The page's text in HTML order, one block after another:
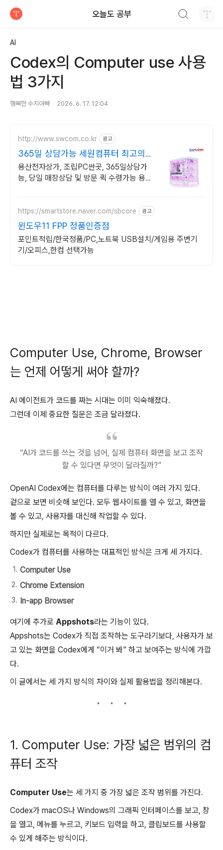
오늘도 공부
AI
Codex의 Computer use 사용
법 3가지
행복한 수지아빠 2026. 6. 17. 12:04
http://www.swcom.co.kr 광고
365일 상담가능 세원컴퓨터 최고의
품질과 서비스
용산전자상가, 조립PC싼곳, 365일상담가
능, 당일 매장상담 및 방문 퀵 수령가능 용산
https://smartstore.naver.com/sbcore 광고
윈도우11 FPP 정품인증점
포인트적립/한국정품/PC,노트북 USB설치/게임용 주변기
기/오피스,한컴 선택가능
Computer Use, Chrome, Browser
는 언제 어떻게 써야 할까?
AI 에이전트가 코드를 짜는 시대는 이미 익숙해졌다.
그런데 이제 중요한 질문은 조금 달라졌다.
“AI가 코드를 쓰는 것을 넘어, 실제 컴퓨터 화면을 보고 조작
할 수 있다면 무엇이 달라질까?”
OpenAI Codex에는 컴퓨터를 다루는 방식이 여러 가지 있다.
겉으로 보면 비슷해 보인다. 모두 웹사이트를 열 수 있고, 화면을
볼 수 있고, 사용자를 대신해 작업할 수 있다.
하지만 실제로는 목적이 다르다.
Codex가 컴퓨터를 사용하는 대표적인 방식은 크게 세 가지다.
Computer Use
Chrome Extension
In-app Browser
여기에 추가로 Appshots라는 기능이 있다.
Appshots는 Codex가 직접 조작하는 도구라기보다, 사용자가 보
고 있는 화면을 Codex에게 “이거 봐” 하고 보여주는 방식에 가깝
다.
이 글에서는 세 가지 방식의 차이와 실제 활용법을 정리해본다.
1. Computer Use: 가장 넓은 범위의 컴
퓨터 조작
Computer Use는 세 가지 중 가장 넓은 조작 범위를 가진다.
Codex가 macOS나 Windows의 그래픽 인터페이스를 보고, 창
을 열고, 메뉴를 누르고, 키보드 입력을 하고, 클립보드를 사용할
수 있게 해주는 방식이다.